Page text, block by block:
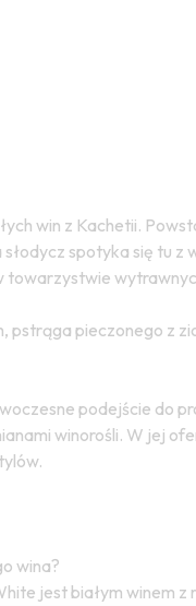
win z Kachetii.
spotyka się tu z
towarzystwie
pstrąga pieczonego z
podejście do
winorośli. W jej
wina?
jest białym winem z